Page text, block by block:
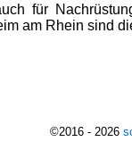
für
am Rhein sind
©2016 - 2026